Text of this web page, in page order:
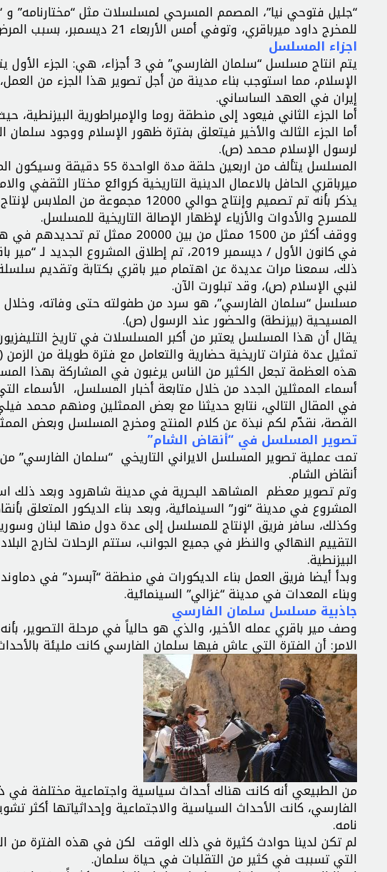
“جليل فتوحي نيا”، المصمم المسرحي لمسلسلات مثل
للمخرج داود ميرباقري، وتوفي أمس الأربعاء 21 ديسمبر، بسبب المرض.
اجزاء المسلسل
يتم انتاج مسلسل “سلمان الفارسي”
الإسلام، مما استوجب بناء مدينة من أجل تصوير هذا الجزء من
إيران في العهد الساساني.
أما الجزء الثاني فيعود إلى منطقة روما والإمبراطورية
أما الجزء الثالث والأخير فيتعلق بفترة ظهور الإسلام ووجود
لرسول الإسلام محمد (ص).
المسلسل يتألف من اربعين
ميرباقري الحافل بالاعمال الدينية التاريخية كروائع مختار الثقفي
يذكر بأنه تم تصميم وإنتاج حوالي
للمسرح والأدوات والأزياء لإظهار الإصالة التاريخية للمسلسل.
ووقف أكثر من 1500 ممثل من بين 20000 ممثل تم تحديدهم في هذا المسلسل، أمام كاميرا مصوري العمل.
في كانون الأول / ديسمبر 2019، تم إطلاق
ذلك، سمعنا مرات عديدة عن اهتمام مير باقري بكتابة وتقديم
لنبي الإسلام (ص)، وقد تبلورت الآن.
مسلسل “سلمان الفارسي”، هو سرد من طفولته حتى وفاته، وخلال
المسيحية (بيزنطة) والحضور عند الرسول (ص).
يقال أن هذا المسلسل يعتبر من أكبر المسلسلات في تاريخ
تمثيل عدة فترات تاريخية حضارية والتعامل مع فترة طويلة من
هذه العظمة تجعل الكثير من الناس يرغبون في المشاركة بهذا
أسماء الممثلين الجدد من خلال متابعة أخبار المسلسل، الأسماء
في المقال التالي، نتابع حديثنا مع بعض الممثلين ومنهم محمد
القصة، نقدّم لكم نبذة عن كلام المنتج ومخرج المسلسل وبعض
تصوير المسلسل في “أنقاض الشام”
تمت عملية تصوير المسلسل الايراني التاريخي “سلمان الفارسي”
أنقاض الشام.
وتم تصوير معظم المشاهد البحرية في مدينة شاهرود وبعد ذلك
المشروع في مدينة “نور” السينمائية، وبعد بناء الديكور المتعلق
وكذلك، سافر فريق الإنتاج للمسلسل إلى عدة دول منها لبنان
التقييم النهائي والنظر في جميع الجوانب، ستتم الرحلات لخارج
البيزنطية.
وبدأ أيضا فريق العمل بناء الديكورات في منطقة “آبسرد” في
وبناء المعدات في مدينة “غزالي” السينمائية.
جاذبية مسلسل سلمان الفارسي
وصف مير باقري عمله الأخير، والذي هو حالياً في مرحلة التصوير،
الامر: أن الفترة التي عاش فيها سلمان الفارسي كانت مليئة
من الطبيعي أنه كانت هناك أحداث سياسية واجتماعية مختلفة
الفارسي، كانت الأحداث السياسية والاجتماعية وإحداثياتها أكثر
نامه.
لم تكن لدينا حوادث كثيرة في ذلك الوقت لكن في هذه الفترة من
التي تسببت في كثير من التقلبات في حياة سلمان.